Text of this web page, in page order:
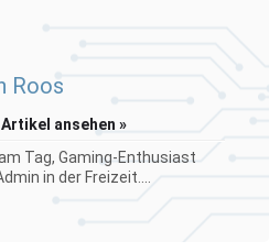
Roos
ansehen »
Tag, Gaming-Enthusiast
in der Freizeit....